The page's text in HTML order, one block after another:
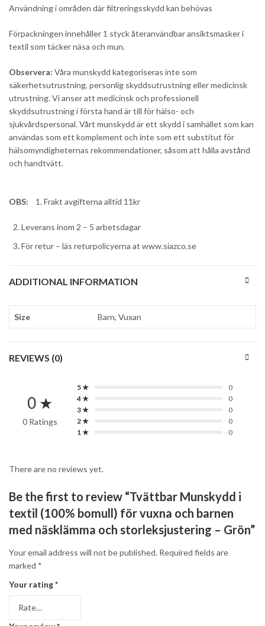
Användning i områden där filtreringsskydd kan behövas
Förpackningen innehåller 1 styck återanvändbar ansiktsmasker i
textil som täcker näsa och mun.
Observera: Våra munskydd kategoriseras inte som
säkerhetsutrustning, personlig skyddsutrustning eller medicinsk
utrustning. Vi anser att medicinsk och professionell
skyddsutrustning i första hand är till för hälso- och
sjukvårdspersonal. Vårt munskydd är ett skydd i samhället som kan
användas som ett komplement och inte som ett substitut för
hälsomyndigheternas rekommendationer, såsom att hålla avstånd
och handtvätt.
OBS: 1. Frakt avgifterna alltid 11kr
Leverans inom 2 – 5 arbetsdagar
För retur – läs returpolicyerna at www.siazco.se
ADDITIONAL INFORMATION
Size Barn, Vuxan
REVIEWS (0)
0 ★
0 Ratings
5 ★
0
4 ★
0
3 ★
0
2 ★
0
1 ★
0
There are no reviews yet.
Be the first to review “Tvättbar Munskydd i
textil (100% bomull) för vuxna och barnen
med näsklämma och storleksjustering – Grön”
Your email address will not be published. Required fields are
marked *
Your rating*